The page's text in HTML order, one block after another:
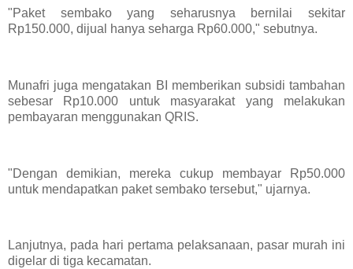
"Paket sembako yang seharusnya bernilai sekitar
Rp150.000, dijual hanya seharga Rp60.000," sebutnya.
Munafri juga mengatakan BI memberikan subsidi tambahan
sebesar Rp10.000 untuk masyarakat yang melakukan
pembayaran menggunakan QRIS.
"Dengan demikian, mereka cukup membayar Rp50.000
untuk mendapatkan paket sembako tersebut," ujarnya.
Lanjutnya, pada hari pertama pelaksanaan, pasar murah ini
digelar di tiga kecamatan.